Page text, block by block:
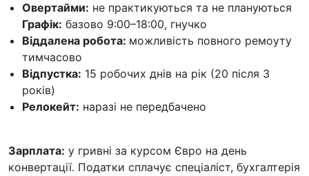
Овертайми: не практикуються та не плануються
Графік: базово 9:00–18:00, гнучко
Віддалена робота: можливість повного ремоуту
тимчасово
Відпустка: 15 робочих днів на рік (20 після 3
років)
Релокейт: наразі не передбачено
Зарплата: у гривні за курсом Євро на день
конвертації. Податки сплачує спеціаліст, бухгалтерія